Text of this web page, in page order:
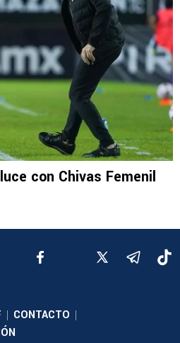
con Chivas Femenil
| CONTACTO |